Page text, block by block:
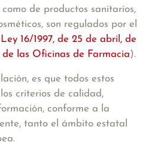
de productos sanitarios,
son regulados por el
Ley 16/1997, de 25 de abril, de
de las Oficinas de Farmacia).
es que todos estos
criterios de calidad,
conforme a la
tanto el ámbito estatal